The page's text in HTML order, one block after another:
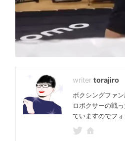
torajiro
ボクシングファ
ロボクサーの戦
ていますのでフォ